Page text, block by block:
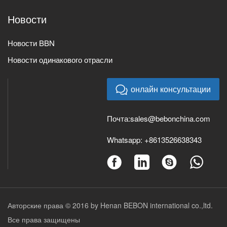
Новости
Новости BBN
Новости одинакового отрасли
онлайн консультации
Почта:sales@bebonchina.com
Whatsapp: +8613526638343
Авторские права © 2016 by Henan BEBON international co.,ltd.
Все права защищены